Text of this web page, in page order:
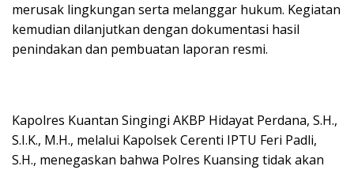
merusak lingkungan serta melanggar hukum. Kegiatan
kemudian dilanjutkan dengan dokumentasi hasil
penindakan dan pembuatan laporan resmi.
Kapolres Kuantan Singingi AKBP Hidayat Perdana, S.H.,
S.I.K., M.H., melalui Kapolsek Cerenti IPTU Feri Padli,
S.H., menegaskan bahwa Polres Kuansing tidak akan